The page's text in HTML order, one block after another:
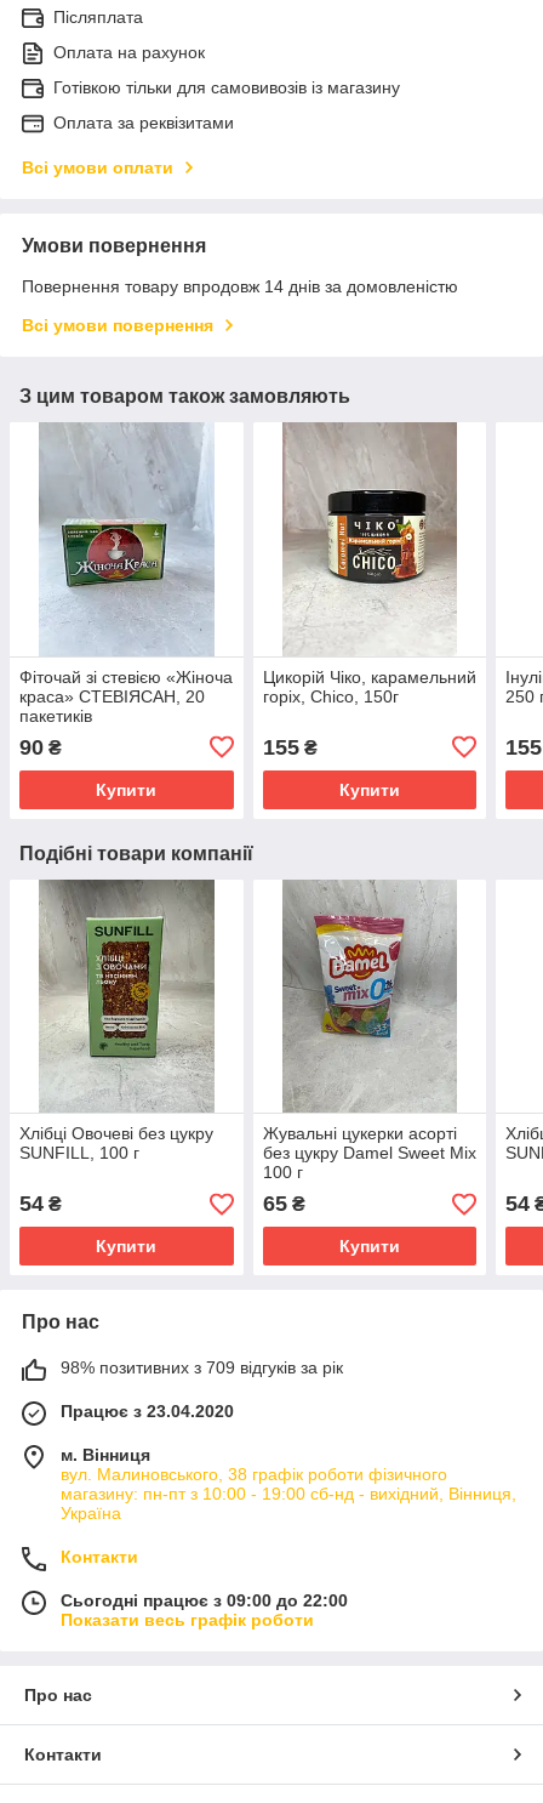
Післяплата
Оплата на рахунок
Готівкою тільки для самовивозів із магазину
Оплата за реквізитами
Всі умови оплати
Умови повернення
Повернення товару впродовж 14 днів за домовленістю
Всі умови повернення
З цим товаром також замовляють
Фіточай зі стевією «Жіноча
краса» СТЕВІЯСАН, 20
пакетиків
90 ₴
Купити
Цикорій Чіко, карамельний
горіх, Chico, 150г
155₴
Купити
250
155
Подібні товари компанії
Хлібці Овочеві без цукру
SUNFILL, 100 г
54 ₴
Купити
Жувальні цукерки асорті
без цукру Damel Sweet Mix
100 г
65₴
Купити
54
Про нас
98% позитивних з 709 відгуків за рік
Працює з 23.04.2020
м. Вінниця
вул. Малиновського, 38 графік роботи фізичного
магазину: пн-пт з 10:00 - 19:00 сб-нд - вихідний, Вінниця,
Україна
Контакти
Сьогодні працює з 09:00 до 22:00
Показати весь графік роботи
Про нас
Контакти